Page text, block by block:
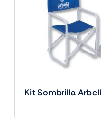
Kit Sombrilla Arbell